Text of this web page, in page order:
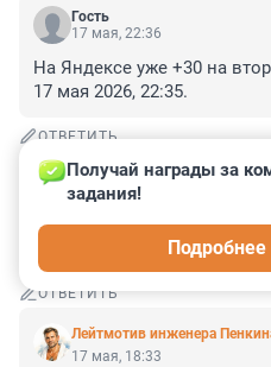
Гость
17 мая, 22:36
На Яндексе уже +30 на
17 мая 2026, 22:35.
ОТВЕТИТЬ
Гость
17 мая, 20:46
Жара кончится быстрее,
ОТВЕТИТЬ
Лейтмотив инженера
Получай награды за
задания!
17 мая, 18:33